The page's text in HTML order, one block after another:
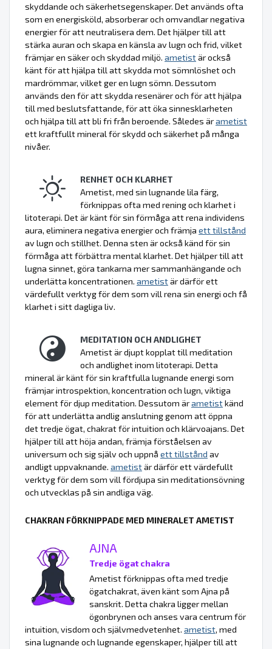
skyddande och säkerhetsegenskaper. Det används ofta
som en energisköld, absorberar och omvandlar negativa
energier för att neutralisera dem. Det hjälper till att
stärka auran och skapa en känsla av lugn och frid, vilket
främjar en säker och skyddad miljö. ametistär också
känt för att hjälpa till att skydda mot sömnlöshet och
mardrömmar, vilket ger en lugn sömn. Dessutom
används den för att skydda resenärer och för att hjälpa
till med beslutsfattande, för att öka sinnesklarheten
och hjälpa till att bli fri från beroende. Således ärametist
ett kraftfullt mineral för skydd och säkerhet på många
nivåer.
RENHET OCH KLARHET
Ametist, med sin lugnande lila färg,
förknippas ofta med rening och klarhet i
litoterapi. Det är känt för sin förmåga att rena individens
aura, eliminera negativa energier och främja ett tillstånd
av lugn och stillhet. Denna sten är också känd för sin
förmåga att förbättra mental klarhet. Det hjälper till att
lugna sinnet, göra tankarna mer sammanhängande och
underlätta koncentrationen. ametistär därför ett
värdefullt verktyg för dem som vill rena sin energi och få
klarhet i sitt dagliga liv.
MEDITATION OCH ANDLIGHET
Ametist är djupt kopplat till meditation
och andlighet inom litoterapi. Detta
mineral är känt för sin kraftfulla lugnande energi som
främjar introspektion, koncentration och lugn, viktiga
element för djup meditation. Dessutom ärametistkänd
för att underlätta andlig anslutning genom att öppna
det tredje ögat, chakrat för intuition och klärvoajans. Det
hjälper till att höja andan, främja förståelsen av
universum och sig själv och uppnå ett tillstånd av
andligt uppvaknande. ametistär därför ett värdefullt
verktyg för dem som vill fördjupa sin meditationsövning
och utvecklas på sin andliga väg.
CHAKRAN FÖRKNIPPADE MED MINERALET AMETIST
AJNA
Tredje ögat chakra
Ametist förknippas ofta med tredje
ögatchakrat, även känt som Ajna på
sanskrit. Detta chakra ligger mellan
ögonbrynen och anses vara centrum för
intuition, visdom och självmedvetenhet. ametist, med
sina lugnande och lugnande egenskaper, hjälper till att